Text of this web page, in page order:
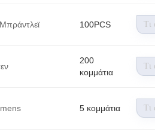
100PCS
200
κομμάτια
5 κομμάτια